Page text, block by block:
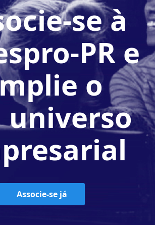
se à
PR e
o
universo
Associe-se já